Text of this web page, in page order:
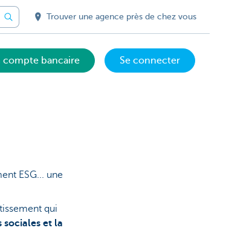
Trouver une agence près de chez vous
compte bancaire Se connecter
ESG... une
qui
sociales et la